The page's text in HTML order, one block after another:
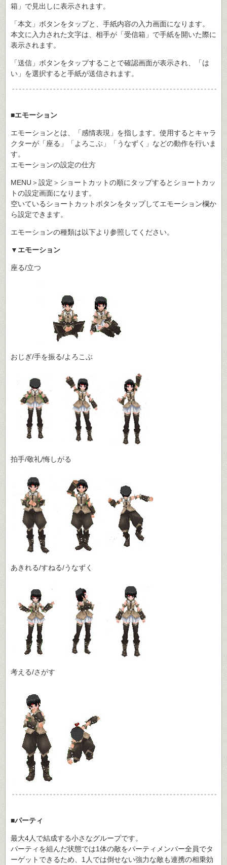
箱」で見出しに表示されます。
「本文」ボタンをタップと、手紙内容の入力画面になります。
本文に入力された文字は、相手が「受信箱」で手紙を開いた際に
表示されます。
「送信」ボタンをタップすることで確認画面が表示され、「は
い」を選択すると手紙が送信されます。
■エモーション
エモーションとは、「感情表現」を指します。使用するとキャラ
クターが「座る」「よろこぶ」「うなずく」などの動作を行いま
す。
エモーションの設定の仕方
MENU＞設定＞ショートカットの順にタップするとショートカッ
トの設定画面になります。
空いているショートカットボタンをタップしてエモーション欄か
ら設定できます。
エモーションの種類は以下より参照してください。
▼エモーション
座る/立つ
おじぎ/手を振る/よろこぶ
拍手/敬礼/悔しがる
あきれる/すねる/うなずく
考える/さがす
■パーティ
最大4人で結成する小さなグループです。
パーティを組んだ状態では1体の敵をパーティメンバー全員でタ
ーゲットできるため、1人では倒せない強力な敵も連携の相乗効